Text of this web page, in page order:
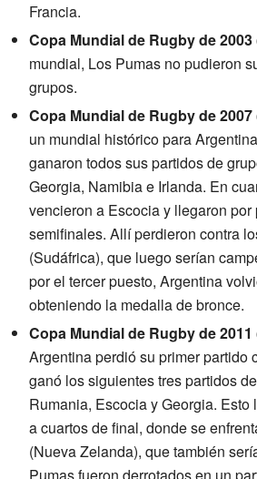
Francia.
Copa Mundial de Rugby de
mundial, Los Pumas no pudieron
grupos.
Copa Mundial de Rugby de 2007
un mundial histórico para
ganaron todos sus partidos de
Georgia, Namibia e Irlanda. En
vencieron a Escocia y llegaron por
semifinales. Allí perdieron contra
(Sudáfrica), que luego serían
por el tercer puesto, Argentina
obteniendo la medalla de bronce.
Copa Mundial de Rugby de
Argentina perdió su primer partido
ganó los siguientes tres partidos
Rumania, Escocia y Georgia.
a cuartos de final, donde se
(Nueva Zelanda), que también